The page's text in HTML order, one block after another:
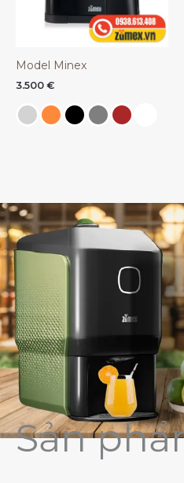
Model Minex
3.500 €
Sản